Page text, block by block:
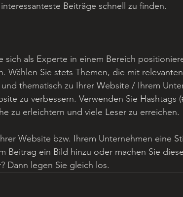
Beiträge schnell zu finden.
sich als Experte in einem Bereich
Wählen Sie stets Themen, die mit relevanten
thematisch zu Ihrer Website / Ihrem
zu verbessern. Verwenden Sie Hashtags
zu erleichtern und viele Leser zu
Website bzw. Ihrem Unternehmen eine
Beitrag ein Bild hinzu oder machen Sie
Dann legen Sie gleich los.